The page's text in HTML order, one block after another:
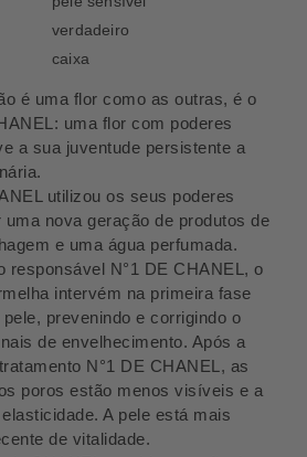
é uma flor como as outras, é o
uma flor com poderes
a sua juventude persistente a
utilizou os seus poderes
nova geração de produtos de
e uma água perfumada.
responsável N°1 DE CHANEL, o
intervém na primeira fase
prevenindo e corrigindo o
de envelhecimento. Após a
N°1 DE CHANEL, as
poros estão menos visíveis e a
A pele está mais
de vitalidade.
verdadeiro
caixa